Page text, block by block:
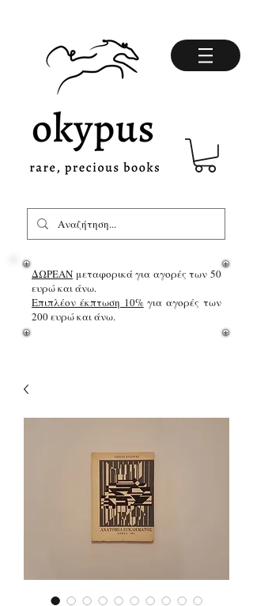
ΔΩΡΕΑΝ μεταφορικά για αγορές των 50
ευρώ και άνω.
Επιπλέον έκπτωση 10%για αγορές των
200 ευρώ και άνω.